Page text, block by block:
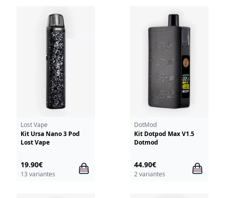
Lost Vape
Kit Ursa Nano 3 Pod
Lost Vape
19.90€
13 variantes
DotMod
Kit Dotpod Max V1.5
Dotmod
44.90€
2 variantes